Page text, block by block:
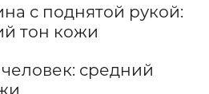
с поднятой рукой:
тон кожи
человек: средний